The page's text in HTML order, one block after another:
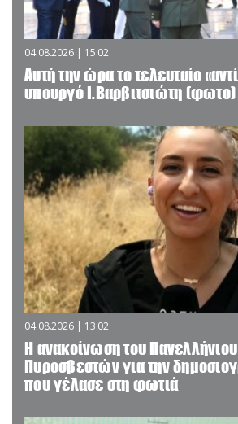
04.08.2026 | 15:02
Αυτή την ώρα το τελευταίο
υπουργό Ι.Βαρβιτσιώτη (φωτο)
04.08.2026 | 13:02
Η ανακοίνωση του
Πυροσβεστών για την
που γέλασε στη φωτιά